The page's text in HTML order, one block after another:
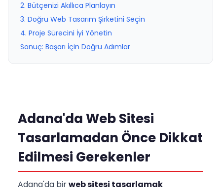
2. Bütçenizi Akıllıca Planlayın
3. Doğru Web Tasarım Şirketini Seçin
4. Proje Sürecini İyi Yönetin
Sonuç: Başarı İçin Doğru Adımlar
Adana'da Web Sitesi
Tasarlamadan Önce Dikkat
Edilmesi Gerekenler
Adana'da birweb sitesi tasarlamak